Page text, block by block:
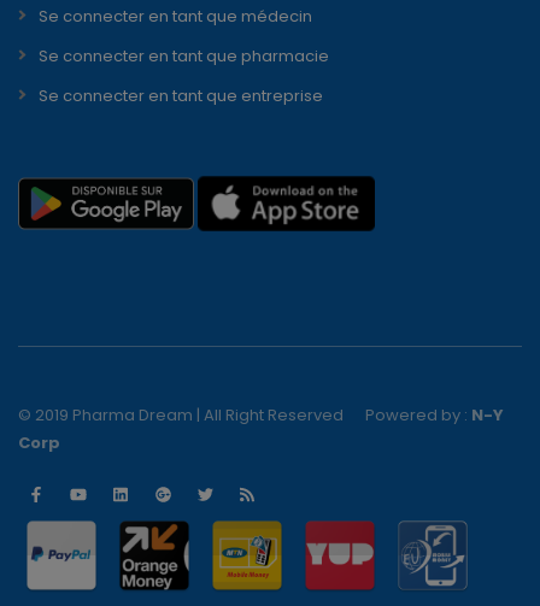
Se connecter en tant que médecin
Se connecter en tant que pharmacie
Se connecter en tant que entreprise
© 2019 Pharma Dream | All Right Reserved Powered by : N-Y
Corp